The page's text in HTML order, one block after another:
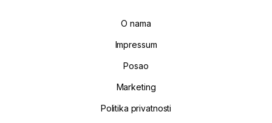
O nama
Impressum
Posao
Marketing
Politika privatnosti